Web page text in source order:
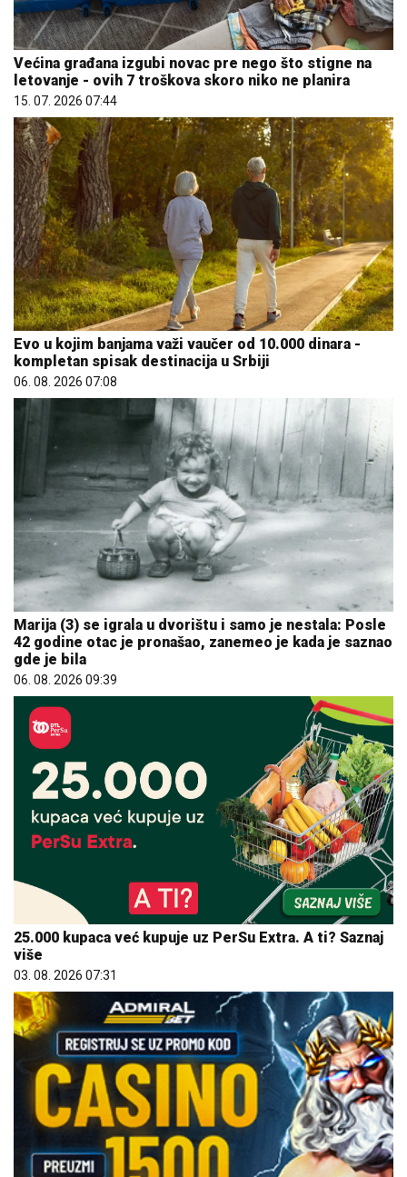
Većina građana izgubi novac pre nego što stigne na
letovanje - ovih 7 troškova skoro niko ne planira
15. 07. 2026 07:44
Evo u kojim banjama važi vaučer od 10.000 dinara -
kompletan spisak destinacija u Srbiji
06. 08. 2026 07:08
Marija (3) se igrala u dvorištu i samo je nestala: Posle
42 godine otac je pronašao, zanemeo je kada je saznao
gde je bila
06. 08. 2026 09:39
25.000 kupaca već kupuje uz PerSu Extra. A ti? Saznaj
više
03. 08. 2026 07:31